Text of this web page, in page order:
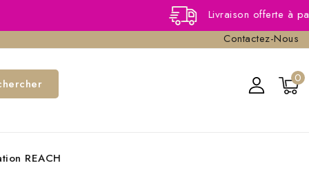
Livraison offerte à partir de
Contactez-Nous
0
REACH